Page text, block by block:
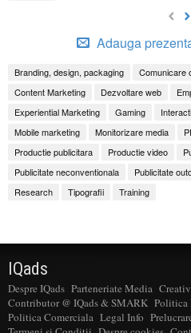
Adauga
Branding, design, packaging Comunicare
Content Marketing
Dezvoltare web
Experiential Marketing
Gaming
Mobile marketing
Monitorizare media
Productie publicitara
Productie video
Publicitate neconventionala
Publicitate
Research
Tipografii Training
IQads
Despre IQads Parteneriate Media
Contributor @ IQads & SMARK Politica
Politica Comerciala Legal Info